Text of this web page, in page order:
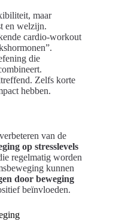
maar
en welzijn.
cardio-workout
die
Zelfs korte
hebben.
van de
op stresslevels
regelmatig worden
kunnen
door beweging
beïnvloeden.